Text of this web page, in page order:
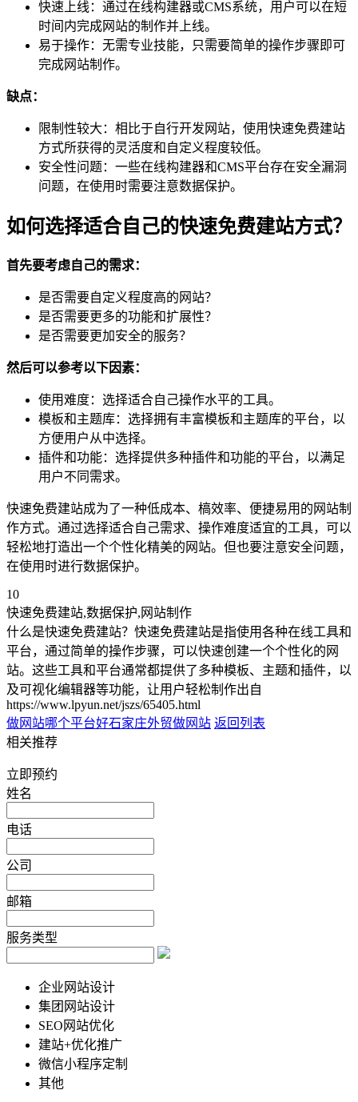
快速上线：通过在线构建器或CMS系统，用户可以在短
时间内完成网站的制作并上线。
易于操作：无需专业技能，只需要简单的操作步骤即可
完成网站制作。
缺点：
限制性较大：相比于自行开发网站，使用快速免费建站
方式所获得的灵活度和自定义程度较低。
安全性问题：一些在线构建器和CMS平台存在安全漏洞
问题，在使用时需要注意数据保护。
如何选择适合自己的快速免费建站方式？
首先要考虑自己的需求：
是否需要自定义程度高的网站？
是否需要更多的功能和扩展性？
是否需要更加安全的服务？
然后可以参考以下因素：
使用难度：选择适合自己操作水平的工具。
模板和主题库：选择拥有丰富模板和主题库的平台，以
方便用户从中选择。
插件和功能：选择提供多种插件和功能的平台，以满足
用户不同需求。
快速免费建站成为了一种低成本、槁效率、便捷易用的网站制
作方式。通过选择适合自己需求、操作难度适宜的工具，可以
轻松地打造出一个个性化精美的网站。但也要注意安全问题，
在使用时进行数据保护。
10
快速免费建站,数据保护,网站制作
什么是快速免费建站？快速免费建站是指使用各种在线工具和
平台，通过简单的操作步骤，可以快速创建一个个性化的网
站。这些工具和平台通常都提供了多种模板、主题和插件，以
及可视化编辑器等功能，让用户轻松制作出自
https://www.lpyun.net/jszs/65405.html
做网站哪个平台好石家庄外贸做网站 返回列表
相关推荐
立即预约
姓名
电话
公司
邮箱
服务类型
企业网站设计
集团网站设计
SEO网站优化
建站+优化推广
微信小程序定制
其他